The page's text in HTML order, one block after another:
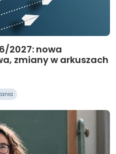
2027: nowa
zmiany w arkuszach